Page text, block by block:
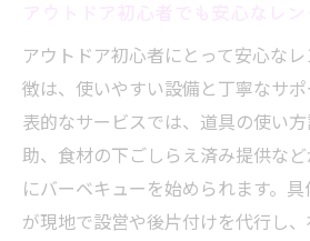
アウトドア初心者にとって安心な
徴は、使いやすい設備と丁寧なサ
表的なサービスでは、道具の使い
助、食材の下ごしらえ済み提供な
にバーベキューを始められます。
が現地で設営や後片付けを代行し